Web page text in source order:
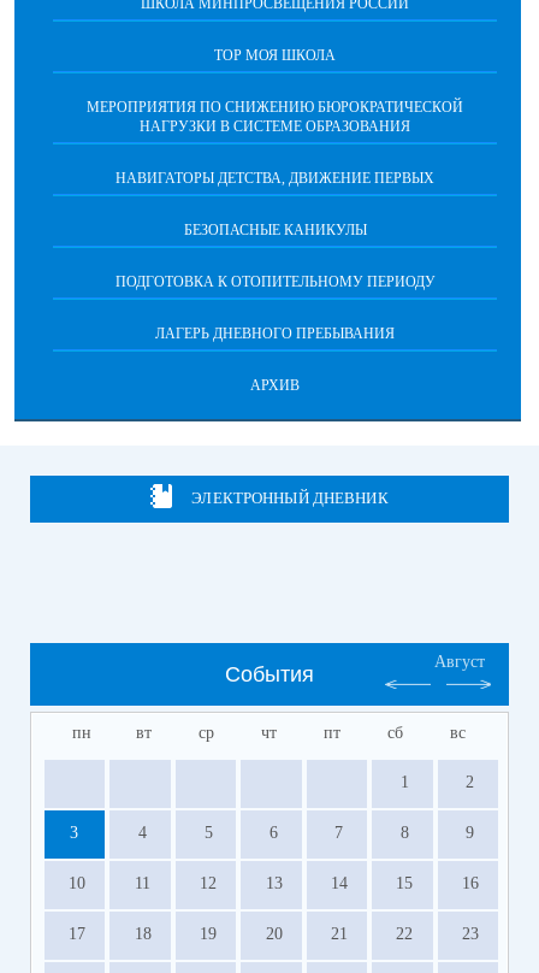
ТОР МОЯ ШКОЛА
МЕРОПРИЯТИЯ ПО СНИЖЕНИЮ БЮРОКРАТИЧЕСКОЙ
НАГРУЗКИ В СИСТЕМЕ ОБРАЗОВАНИЯ
НАВИГАТОРЫ ДЕТСТВА, ДВИЖЕНИЕ ПЕРВЫХ
БЕЗОПАСНЫЕ КАНИКУЛЫ
ПОДГОТОВКА К ОТОПИТЕЛЬНОМУ ПЕРИОДУ
ЛАГЕРЬ ДНЕВНОГО ПРЕБЫВАНИЯ
АРХИВ
ЭЛЕКТРОННЫЙ ДНЕВНИК
События
Август
пн вт ср чт пт сб вс
1 2
3 4 5 6 7 8 9
10 11 12 13 14 15 16
17 18 19 20 21 22 23